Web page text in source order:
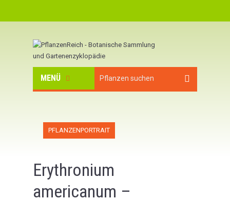
MENÜ
PFLANZENPORTRAIT
Erythronium
americanum –